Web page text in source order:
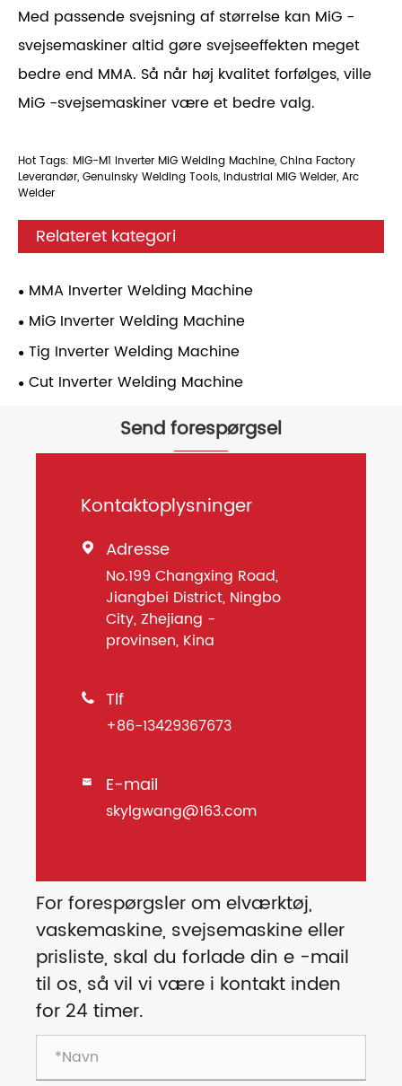
Med passende svejsning af størrelse kan MiG -
svejsemaskiner altid gøre svejseeffekten meget
bedre end MMA. Så når høj kvalitet forfølges, ville
MiG -svejsemaskiner være et bedre valg.
Hot Tags: MiG-M1 Inverter MiG Welding Machine, China Factory
Leverandør, Genuinsky Welding Tools, Industrial MiG Welder, Arc
Welder
Relateret kategori
MMA Inverter Welding Machine
MiG Inverter Welding Machine
Tig Inverter Welding Machine
Cut Inverter Welding Machine
Send forespørgsel
Kontaktoplysninger
 Adresse
No.199 Changxing Road,
Jiangbei District, Ningbo
City, Zhejiang -
provinsen, Kina
 Tlf
+86-13429367673
 E-mail
skylgwang@163.com
For forespørgsler om elværktøj,
vaskemaskine, svejsemaskine eller
prisliste, skal du forlade din e -mail
til os, så vil vi være i kontakt inden
for 24 timer.